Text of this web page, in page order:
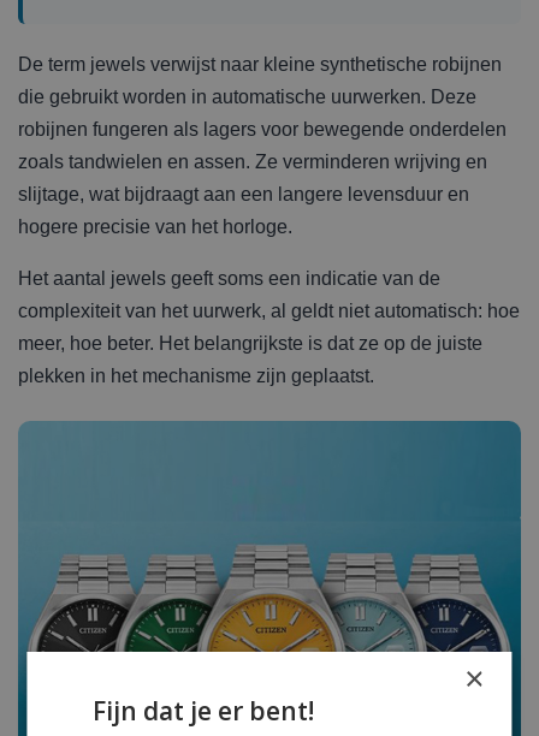
De term jewels verwijst naar kleine synthetische robijnen
die gebruikt worden in automatische uurwerken. Deze
robijnen fungeren als lagers voor bewegende onderdelen
zoals tandwielen en assen. Ze verminderen wrijving en
slijtage, wat bijdraagt aan een langere levensduur en
hogere precisie van het horloge.
Het aantal jewels geeft soms een indicatie van de
complexiteit van het uurwerk, al geldt niet automatisch: hoe
meer, hoe beter. Het belangrijkste is dat ze op de juiste
plekken in het mechanisme zijn geplaatst.
×
Fijn dat je er bent!